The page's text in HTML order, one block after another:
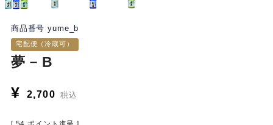
商品番号 yume_b
宅配便（冷蔵可）
夢－B
¥ 2,700 税込